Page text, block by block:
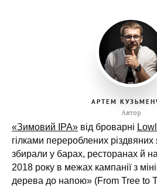
АРТЕМ
Автор
«Зимовий IPA» від броварні
гілками перероблених
збирали у барах, ресторанах й
2018 року в межах кампанії з
дерева до напою» (From Tree to